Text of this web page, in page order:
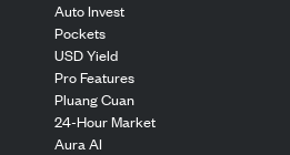
Auto Invest
Pockets
USD Yield
Pro Features
Pluang Cuan
24-Hour Market
Aura AI